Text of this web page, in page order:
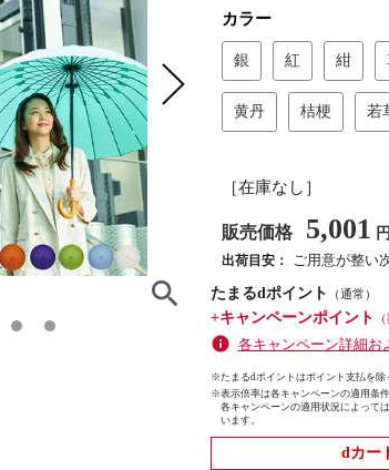
カラー
銀 紅 紺
黄丹 桔梗 若
［在庫なし］
販売価格 5,001 円
出荷目安：
ご用意が整い
たまるdポイント
（通常）
+キャンペーンポイント
各キャンペーン詳細お
※たまるdポイントはポイント支払を除
※表示倍率は各キャンペーンの適用条
各キャンペーンの適用状況によって
います。
dカー